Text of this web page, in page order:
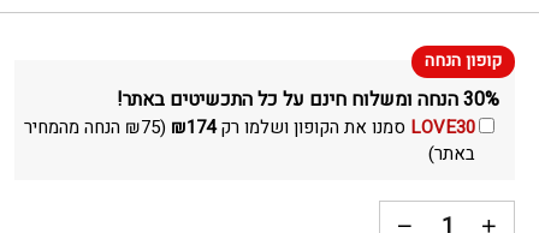
30% הנחה ומשלוח חינם על כל התכשיטים באתר!
LOVE30 סמנו את הקופון ושלמו רק ₪174
(
₪75
הנחה מהמחיר
באתר)